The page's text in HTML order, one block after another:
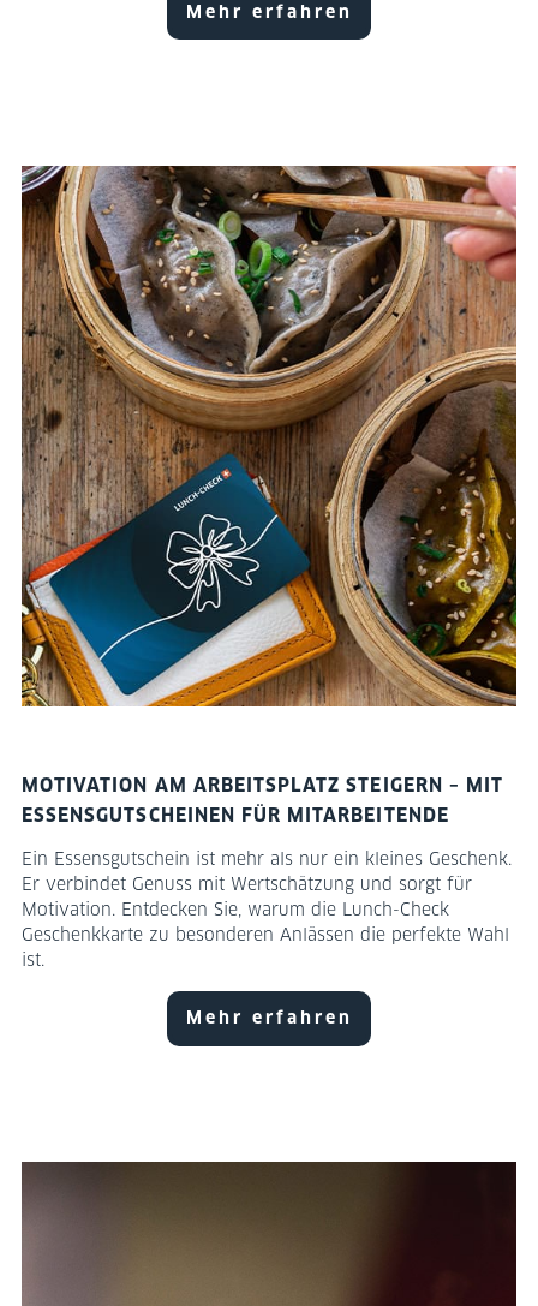
Mehr erfahren
MOTIVATION AM ARBEITSPLATZ STEIGERN – MIT
ESSENSGUTSCHEINEN FÜR MITARBEITENDE
Ein Essensgutschein ist mehr als nur ein kleines Geschenk.
Er verbindet Genuss mit Wertschätzung und sorgt für
Motivation. Entdecken Sie, warum die Lunch-Check
Geschenkkarte zu besonderen Anlässen die perfekte Wahl
ist.
Mehr erfahren